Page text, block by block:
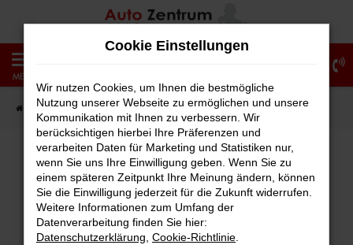
Zum
springen
MENÜ
Startseite Fahrzeugangebote Fahrzeug-Showroom
Fehler: Network Error
Beim Laden ist ein Fehler aufgetreten.
Hier sind ein paar Tipps, die dir helfen können:
Cookie Einstellungen
Wir nutzen Cookies, um Ihnen die bestmögliche
Nutzung unserer Webseite zu ermöglichen und unsere
Kommunikation mit Ihnen zu verbessern. Wir
berücksichtigen hierbei Ihre Präferenzen und
verarbeiten Daten für Marketing und Statistiken nur,
wenn Sie uns Ihre Einwilligung geben. Wenn Sie zu
einem späteren Zeitpunkt Ihre Meinung ändern, können
Sie die Einwilligung jederzeit für die Zukunft widerrufen.
Weitere Informationen zum Umfang der
Datenverarbeitung finden Sie hier:
Datenschutzerklärung Cookie-Richtlinie